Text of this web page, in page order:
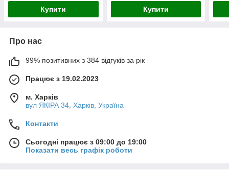
Купити Купити
Про нас
99% позитивних з 384 відгуків за рік
Працює з 19.02.2023
м. Харків
вул ЯКІРА 34, Харків, Україна
Контакти
Сьогодні працює з 09:00 до 19:00
Показати весь графік роботи